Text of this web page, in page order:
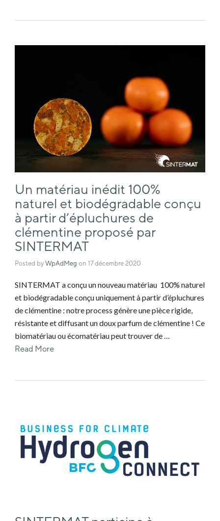
Un matériau inédit 100%
naturel et biodégradable conçu
à partir d’épluchures de
clémentine proposé par
SINTERMAT
Posted by WpAdMeg on 17 décembre 2020
SINTERMAT a conçu un nouveau matériau 100% naturel
et biodégradable conçu uniquement à partir d’épluchures
de clémentine : notre process génère une pièce rigide,
résistante et diffusant un doux parfum de clémentine ! Ce
biomatériau ou écomatériau peut trouver de …
Read More